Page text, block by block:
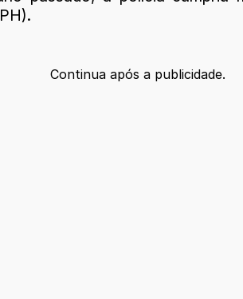
Continua após a publicidade.